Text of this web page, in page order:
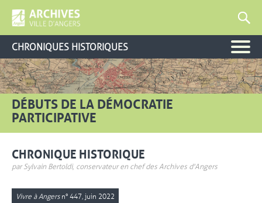
CHRONIQUES HISTORIQUES
DÉBUTS DE LA DÉMOCRATIE
PARTICIPATIVE
CHRONIQUE HISTORIQUE
par Sylvain Bertoldi, conservateur en chef des Archives d'Angers
Vivre à Angersn° 447, juin 2022